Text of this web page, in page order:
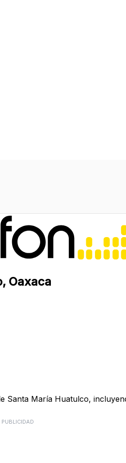
Oaxaca
Santa María Huatulco,
PUBLICIDAD